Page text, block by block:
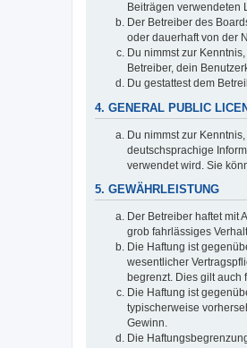
Beiträgen verwendeten
Der Betreiber des
oder dauerhaft von der
Du nimmst zur
Betreiber, dein
Du gestattest dem
4. GENERAL PUBLIC
Du nimmst zur
deutschsprachige
verwendet wird. Sie
5. GEWÄHRLEISTUNG
Der Betreiber haftet mit
grob fahrlässiges
Die Haftung ist
wesentlicher
begrenzt. Dies gilt
Die Haftung ist
typischerweise
Gewinn.
Die